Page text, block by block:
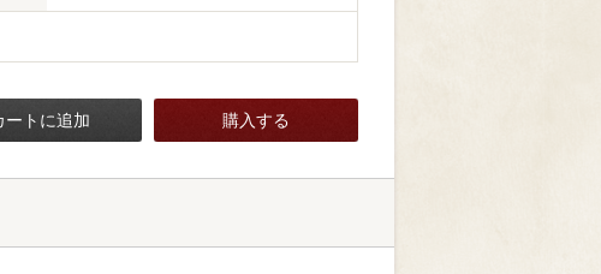
ートに追加 購入する